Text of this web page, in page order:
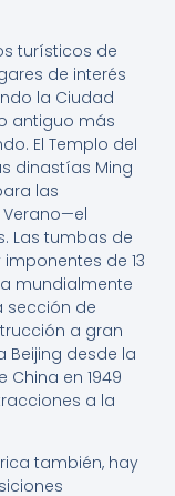
turísticos de
de interés
la Ciudad
antiguo más
El Templo del
dinastías Ming
las
Las tumbas de
de 13
mundialmente
sección de
a gran
desde la
China en 1949
a la
también, hay